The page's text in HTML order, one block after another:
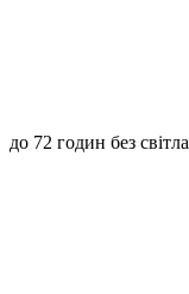
до 72 годин без світла